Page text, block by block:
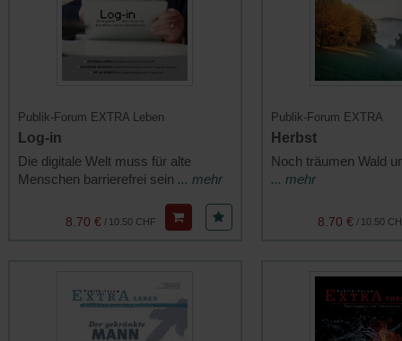
Publik-Forum EXTRA Leben
Log-in
Die digitale Welt muss für alte
Menschen barrierefrei sein ... mehr
10.50 CHF
/
8.70 €
Publik-Forum EXTRA
Herbst
Noch träumen Wald
... mehr
10.50
/
8.70 €